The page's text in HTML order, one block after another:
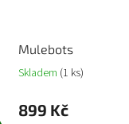
Mulebots
Skladem (1 ks)
899 Kč